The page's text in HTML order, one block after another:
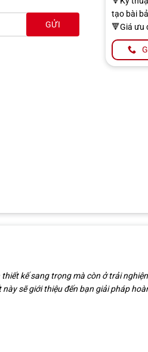
tạo bài
🔻Giá ưu
kế sang trọng mà còn ở trải
sẽ giới thiệu đến bạn giải pháp